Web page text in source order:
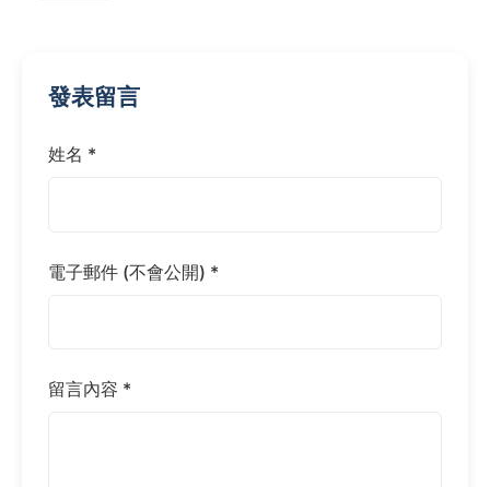
發表留言
姓名 *
電子郵件 (不會公開) *
留言內容 *